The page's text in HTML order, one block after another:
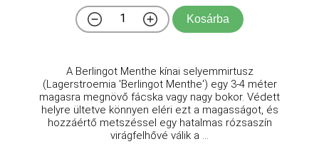
Kosárba
A Berlingot Menthe kínai selyemmirtusz
(Lagerstroemia 'Berlingot Menthe') egy 3-4 méter
magasra megnövő fácska vagy nagy bokor. Védett
helyre ültetve könnyen eléri ezt a magasságot, és
hozzáértő metszéssel egy hatalmas rózsaszín
virágfelhővé válik a ...